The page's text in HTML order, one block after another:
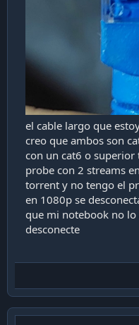
el cable largo que
creo que ambos son
con un cat6 o
probe con 2 streams
torrent y no tengo el
en 1080p se
que mi notebook no lo
desconecte